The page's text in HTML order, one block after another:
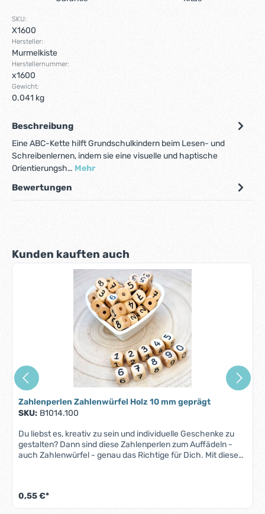
SKU:
X1600
Hersteller:
Murmelkiste
Herstellernummer:
x1600
Gewicht:
0.041 kg
Beschreibung
Eine ABC-Kette hilft Grundschulkindern beim Lesen- und
Schreibenlernen, indem sie eine visuelle und haptische
Orientierungsh… Mehr
Bewertungen
Produktgalerie überspringen
Kunden kauften auch
Zahlenperlen Zahlenwürfel Holz 10 mm geprägt
SKU: B1014.100
Du liebst es, kreativ zu sein und individuelle Geschenke zu
gestalten? Dann sind diese Zahlenperlen zum Auffädeln -
auch Zahlenwürfel - genau das Richtige für Dich. Mit diesen
freien Lauf! Produktmerkmale "Zahlenperlen":Größe: 10 mm
x 10 mm Bohrung: horizontal, ca. 3 mm Material:
0,55 €*